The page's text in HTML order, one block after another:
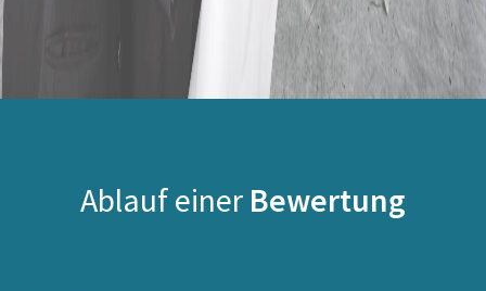
Ablauf einer Bewertung